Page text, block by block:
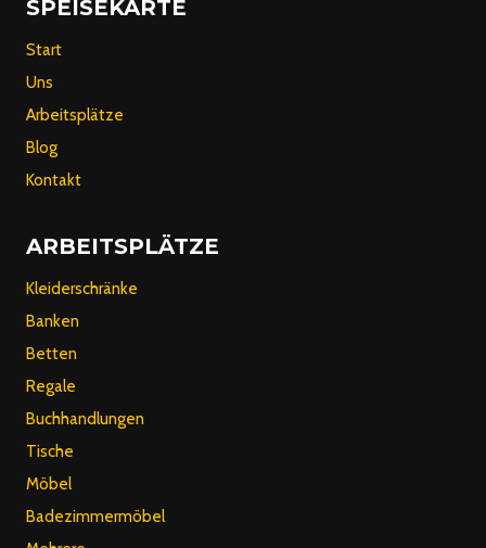
SPEISEKARTE
Start
Uns
Arbeitsplätze
Blog
Kontakt
ARBEITSPLÄTZE
Kleiderschränke
Banken
Betten
Regale
Buchhandlungen
Tische
Möbel
Badezimmermöbel